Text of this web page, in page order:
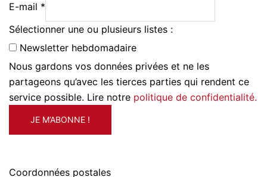
E-mail *
Sélectionner une ou plusieurs listes :
Newsletter hebdomadaire
Nous gardons vos données privées et ne les
partageons qu’avec les tierces parties qui rendent ce
service possible. Lire notre politique de confidentialité.
Coordonnées postales